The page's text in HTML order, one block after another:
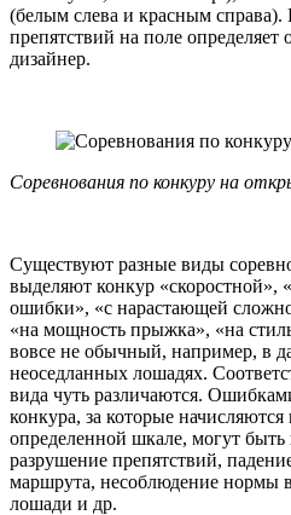
(белым слева и красным
препятствий на поле
дизайнер.
Соревнования по конкуру на
Существуют разные виды
выделяют конкур «скоростной»,
ошибки», «с нарастающей
«на мощность прыжка», «на
вовсе не обычный, например, в
неоседланных лошадях.
вида чуть различаются.
конкура, за которые
определенной шкале, могут
разрушение препятствий,
маршрута, несоблюдение нормы
лошади и др.